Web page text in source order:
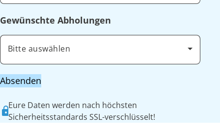
Gewünschte Abholungen
Bitte auswählen
Absenden
Eure Daten werden nach höchsten
Sicherheitsstandards SSL-verschlüsselt!